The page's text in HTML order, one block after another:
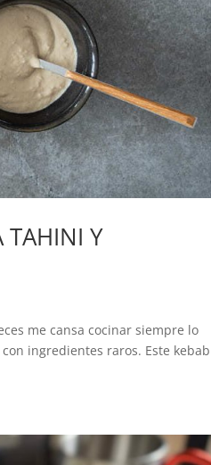
TAHINI Y
me cansa cocinar siempre lo
ingredientes raros. Este kebab